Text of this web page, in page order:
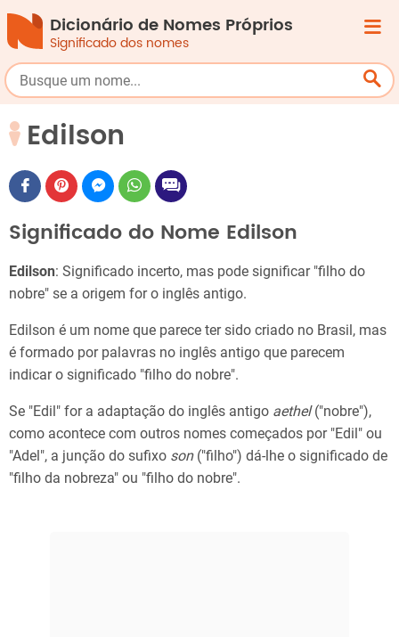
Dicionário de Nomes Próprios
Significado dos nomes
Edilson
Significado do Nome Edilson
Edilson: Significado incerto, mas pode significar "filho do
nobre" se a origem for o inglês antigo.
Edilson é um nome que parece ter sido criado no Brasil, mas
é formado por palavras no inglês antigo que parecem
indicar o significado "filho do nobre".
Se "Edil" for a adaptação do inglês antigo aethel("nobre"),
como acontece com outros nomes começados por "Edil" ou
"Adel", a junção do sufixo son("filho") dá-lhe o significado de
"filho da nobreza" ou "filho do nobre".